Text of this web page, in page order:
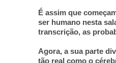
É assim que
ser humano nesta
transcrição, as
Agora, a sua parte
tão real como o